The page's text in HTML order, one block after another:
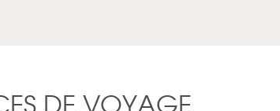
DE VOYAGE